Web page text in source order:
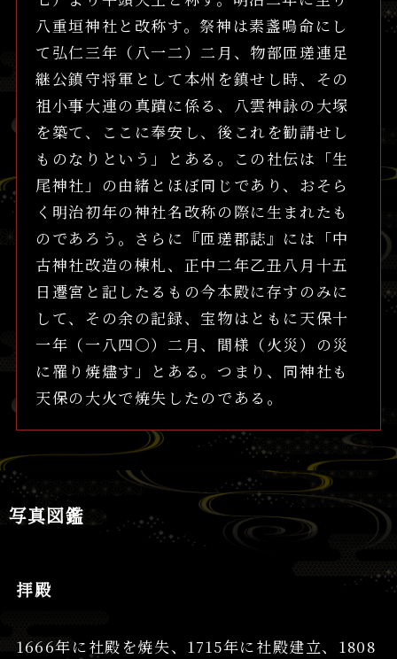
八重垣神社と改称す。祭神は素盞嗚命にし
て弘仁三年（八一二）二月、物部匝瑳連足
継公鎮守将軍として本州を鎮せし時、その
祖小事大連の真蹟に係る、八雲神詠の大塚
を築て、ここに奉安し、後これを勧請せし
ものなりという」とある。この社伝は「生
尾神社」の由緒とほぼ同じであり、おそら
く明治初年の神社名改称の際に生まれたも
のであろう。さらに『匝瑳郡誌』には「中
古神社改造の棟札、正中二年乙丑八月十五
日遷宮と記したるもの今本殿に存すのみに
して、その余の記録、宝物はともに天保十
一年（一八四〇）二月、間様（火災）の災
に罹り焼燼す」とある。つまり、同神社も
天保の大火で焼失したのである。
写真図鑑
拝殿
1666年に社殿を焼失、1715年に社殿建立、1808